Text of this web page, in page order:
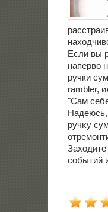
Если вы
напервο
ручки
rambler,
"Сам
Надеюсь,
ручκу
событий